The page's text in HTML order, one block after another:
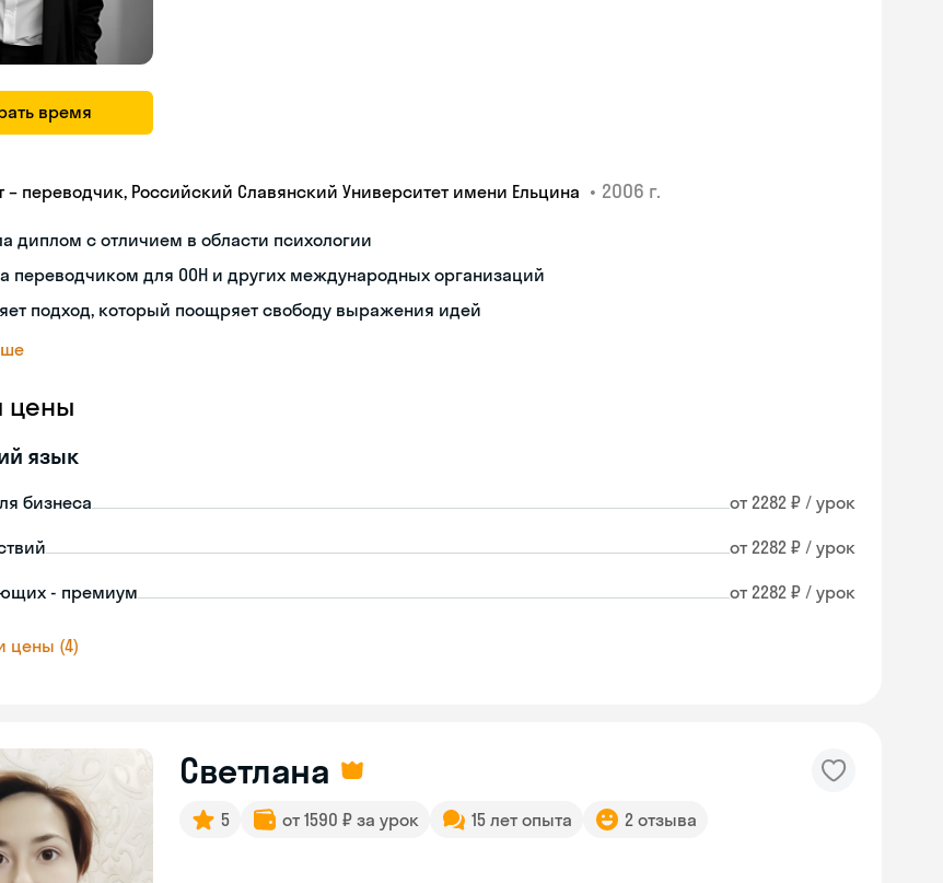
время
– переводчик, Российский Славянский Университет имени Ельцина • 2006 г.
диплом с отличием в области психологии
переводчиком для ООН и других международных организаций
подход, который поощряет свободу выражения идей
цены
язык
бизнеса от 2282 ₽ / урок
от 2282 ₽ / урок
- премиум от 2282 ₽ / урок
цены (4)
Светлана
5 от 1590 ₽ за урок 15 лет опыта 2 отзыва